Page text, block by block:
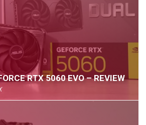
RTX 5060 EVO – REVIEW